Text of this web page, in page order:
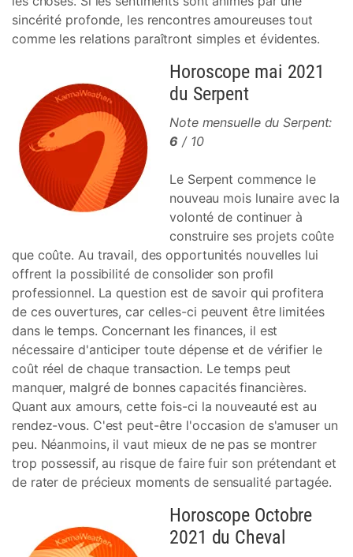
sincérité profonde, les rencontres amoureuses tout
comme les relations paraîtront simples et évidentes.
Horoscope mai 2021
du Serpent
Note mensuelle du Serpent:
6 / 10
Le Serpent commence le
nouveau mois lunaire avec la
volonté de continuer à
construire ses projets coûte
que coûte. Au travail, des opportunités nouvelles lui
offrent la possibilité de consolider son profil
professionnel. La question est de savoir qui profitera
de ces ouvertures, car celles-ci peuvent être limitées
dans le temps. Concernant les finances, il est
nécessaire d'anticiper toute dépense et de vérifier le
coût réel de chaque transaction. Le temps peut
manquer, malgré de bonnes capacités financières.
Quant aux amours, cette fois-ci la nouveauté est au
rendez-vous. C'est peut-être l'occasion de s'amuser un
peu. Néanmoins, il vaut mieux de ne pas se montrer
trop possessif, au risque de faire fuir son prétendant et
de rater de précieux moments de sensualité partagée.
Horoscope Octobre
2021 du Cheval